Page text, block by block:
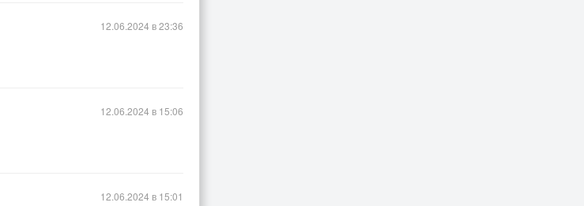
12.06.2024 в 23:36
12.06.2024 в 15:06
12.06.2024 в 15:01